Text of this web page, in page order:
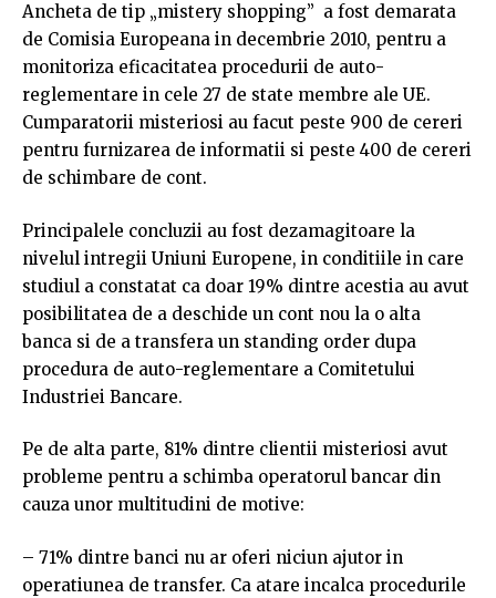
Ancheta de tip „mistery shopping” a fost demarata
de Comisia Europeana in decembrie 2010, pentru a
monitoriza eficacitatea procedurii de auto-
reglementare in cele 27 de state membre ale UE.
Cumparatorii misteriosi au facut peste 900 de cereri
pentru furnizarea de informatii si peste 400 de cereri
de schimbare de cont.
Principalele concluzii au fost dezamagitoare la
nivelul intregii Uniuni Europene, in conditiile in care
studiul a constatat ca doar 19% dintre acestia au avut
posibilitatea de a deschide un cont nou la o alta
banca si de a transfera un standing order dupa
procedura de auto-reglementare a Comitetului
Industriei Bancare.
Pe de alta parte, 81% dintre clientii misteriosi avut
probleme pentru a schimba operatorul bancar din
cauza unor multitudini de motive:
– 71% dintre banci nu ar oferi niciun ajutor in
operatiunea de transfer. Ca atare incalca procedurile